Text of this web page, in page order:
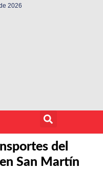
2026
del
San Martín